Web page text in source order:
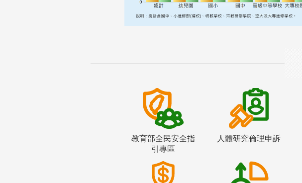
教育部全民安全指
引專區
人體研究倫理申訴